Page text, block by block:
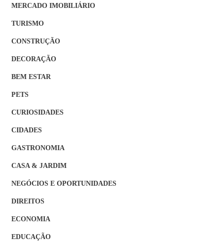
MERCADO IMOBILIÁRIO
TURISMO
CONSTRUÇÃO
DECORAÇÃO
BEM ESTAR
PETS
CURIOSIDADES
CIDADES
GASTRONOMIA
CASA & JARDIM
NEGÓCIOS E OPORTUNIDADES
DIREITOS
ECONOMIA
EDUCAÇÃO